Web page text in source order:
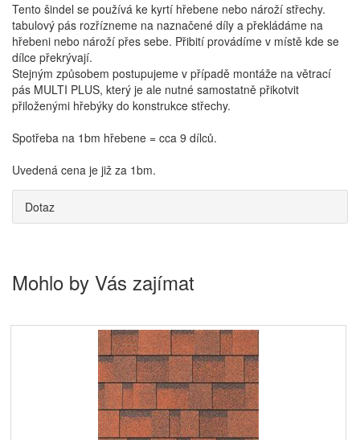
Tento šindel se používá ke kyrtí hřebene nebo nároží střechy.
tabulový pás rozřízneme na naznačené díly a překládáme na
hřebeni nebo nároží přes sebe. Přibití provádíme v místě kde se
dílce překrývají.
Stejným způsobem postupujeme v případě montáže na větrací
pás MULTI PLUS, který je ale nutné samostatně přikotvit
přiloženými hřebýky do konstrukce střechy.
Spotřeba na 1bm hřebene = cca 9 dílců.
Uvedená cena je již za 1bm.
Dotaz
Mohlo by Vás zajímat